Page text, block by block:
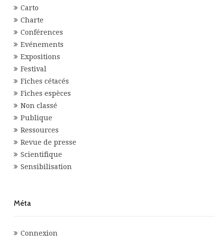
Carto
Charte
Conférences
Evénements
Expositions
Festival
Fiches cétacés
Fiches espèces
Non classé
Publique
Ressources
Revue de presse
Scientifique
Sensibilisation
Méta
Connexion